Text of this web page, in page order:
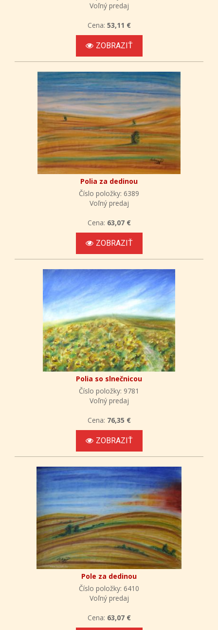
Voľný predaj
Cena: 53,11 €
ZOBRAZIŤ
Polia za dedinou
Číslo položky: 6389
Voľný predaj
Cena: 63,07 €
ZOBRAZIŤ
Polia so slnečnicou
Číslo položky: 9781
Voľný predaj
Cena: 76,35 €
ZOBRAZIŤ
Pole za dedinou
Číslo položky: 6410
Voľný predaj
Cena: 63,07 €